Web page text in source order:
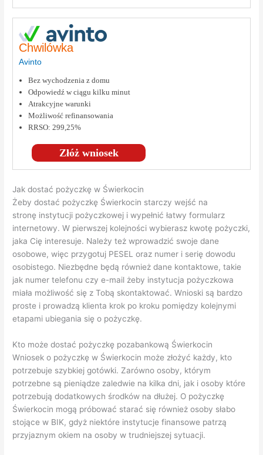
Chwilówka
Avinto
Złóż wniosek
Bez wychodzenia z domu
Odpowiedź w ciągu kilku minut
Atrakcyjne warunki
Możliwość refinansowania
RRSO: 299,25%
Jak dostać pożyczkę w Świerkocin
Żeby dostać pożyczkę Świerkocin starczy wejść na
stronę instytucji pożyczkowej i wypełnić łatwy formularz
internetowy. W pierwszej kolejności wybierasz kwotę pożyczki,
jaka Cię interesuje. Należy też wprowadzić swoje dane
osobowe, więc przygotuj PESEL oraz numer i serię dowodu
osobistego. Niezbędne będą również dane kontaktowe, takie
jak numer telefonu czy e-mail żeby instytucja pożyczkowa
miała możliwość się z Tobą skontaktować. Wnioski są bardzo
proste i prowadzą klienta krok po kroku pomiędzy kolejnymi
etapami ubiegania się o pożyczkę.
Kto może dostać pożyczkę pozabankową Świerkocin
Wniosek o pożyczkę w Świerkocin może złożyć każdy, kto
potrzebuje szybkiej gotówki. Zarówno osoby, którym
potrzebne są pieniądze zaledwie na kilka dni, jak i osoby które
potrzebują dodatkowych środków na dłużej. O pożyczkę
Świerkocin mogą próbować starać się również osoby słabo
stojące w BIK, gdyż niektóre instytucje finansowe patrzą
przyjaznym okiem na osoby w trudniejszej sytuacji.